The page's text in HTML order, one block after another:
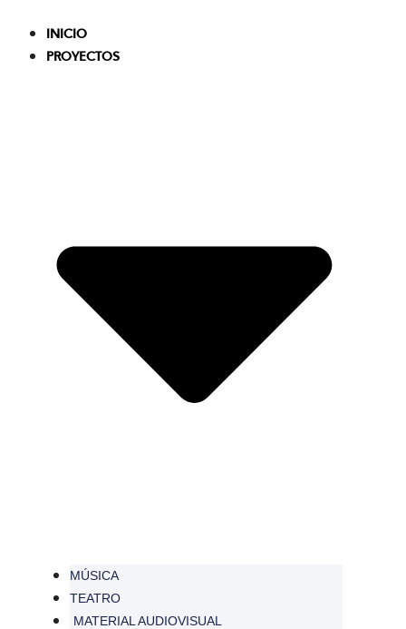
content
INICIO
PROYECTOS
MÚSICA
TEATRO
MATERIAL AUDIOVISUAL